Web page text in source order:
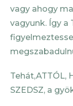
vagy ahogy
vagyunk. Így a
Tehát,ATTÓL,
SZEDSZ, a